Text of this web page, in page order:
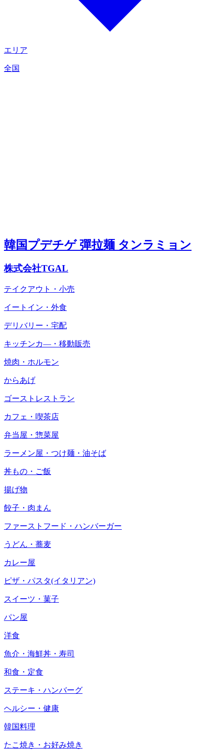
エリア
全国
韓国プデチゲ 彈拉麺 タンラミョン
株式会社TGAL
テイクアウト・小売
イートイン・外食
デリバリー・宅配
キッチンカ―・移動販売
焼肉・ホルモン
からあげ
ゴーストレストラン
カフェ・喫茶店
弁当屋・惣菜屋
ラーメン屋・つけ麺・油そば
丼もの・ご飯
揚げ物
餃子・肉まん
ファーストフード・ハンバーガー
うどん・蕎麦
カレー屋
ピザ・パスタ(イタリアン)
スイーツ・菓子
パン屋
洋食
魚介・海鮮丼・寿司
和食・定食
ステーキ・ハンバーグ
ヘルシー・健康
韓国料理
たこ焼き・お好み焼き